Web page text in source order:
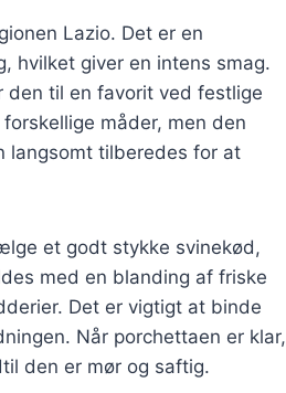
Lazio. Det er en
hvilket giver en intens smag.
til en favorit ved festlige
måder, men den
langsomt tilberedes for at
et godt stykke svinekød,
med en blanding af friske
Det er vigtigt at binde
Når porchettaen er klar,
den er mør og saftig.